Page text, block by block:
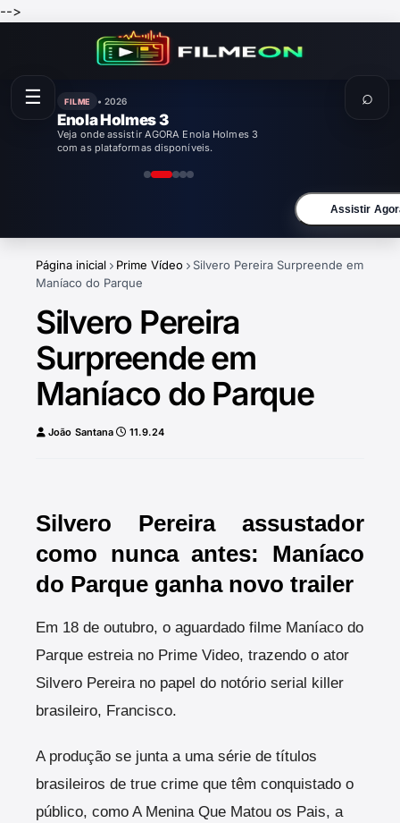
-->
FILME • 2026
Enola Holmes 3
Veja onde assistir AGORA Enola Holmes 3
com as plataformas disponíveis.
Assistir
Página inicial Prime Vídeo
Silvero Pereira Surpreende em
Maníaco do Parque
Silvero Pereira
Surpreende em
Maníaco do Parque
João Santana 11.9.24
Silvero Pereira assustador
como nunca antes: Maníaco
do Parque ganha novo trailer
Em 18 de outubro, o aguardado filme Maníaco do
Parque estreia no Prime Video, trazendo o ator
Silvero Pereira no papel do notório serial killer
brasileiro, Francisco.
A produção se junta a uma série de títulos
brasileiros de true crime que têm conquistado o
público, como A Menina Que Matou os Pais, a
☰ ⌕